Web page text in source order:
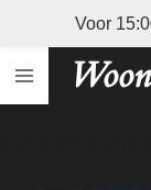
direct
naar
Voor